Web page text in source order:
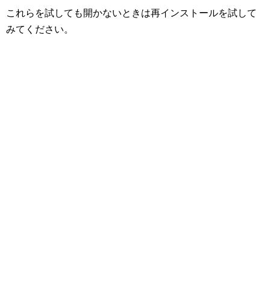
これらを試しても開かないときは再インストールを試して
みてください。